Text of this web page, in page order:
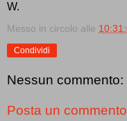
W.
Messo in circolo alle
Condividi
Nessun commento:
Posta un commento